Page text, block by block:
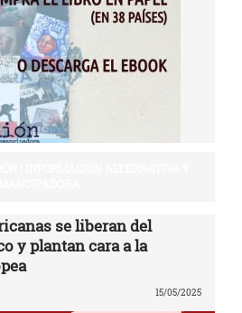
se liberan del
y plantan cara a la
15/05/2025